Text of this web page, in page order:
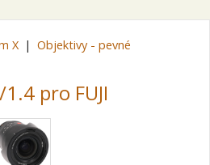
X
Objektivy - pevné
pro FUJI